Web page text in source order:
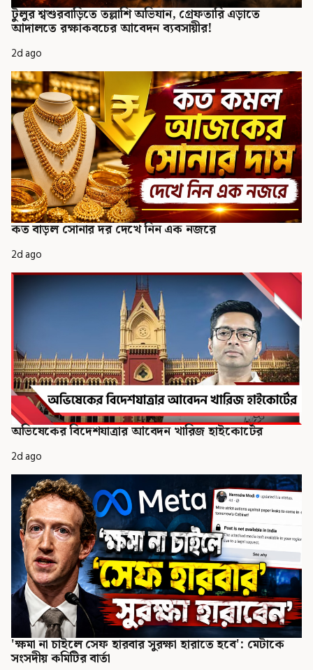
টুলুর শ্বশুরবাড়িতে তল্লাশি অভিযান, গ্রেফতারি এড়াতে
আদালতে রক্ষাকবচের আবেদন ব্যবসায়ীর!
2d ago
কত বাড়ল সোনার দর দেখে নিন এক নজরে
2d ago
অভিষেকের বিদেশযাত্রার আবেদন খারিজ হাইকোর্টের
2d ago
'ক্ষমা না চাইলে সেফ হারবার সুরক্ষা হারাতে হবে': মেটাকে
সংসদীয় কমিটির বার্তা